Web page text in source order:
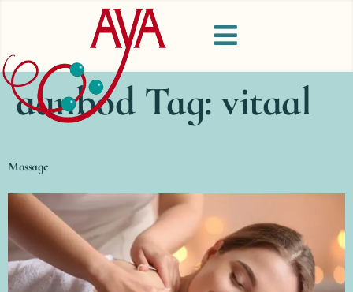
aanbod Tag:vitaal
Massage